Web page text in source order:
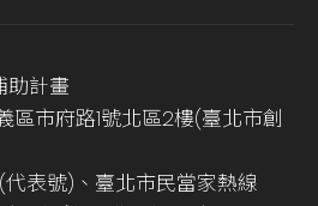
助計畫
區市府路1號北區2樓(臺北市創
表號)、臺北市民當家熱線